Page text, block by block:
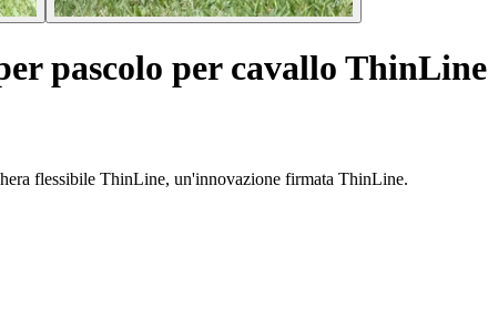
pascolo per cavallo ThinLine
flessibile ThinLine, un'innovazione firmata ThinLine.